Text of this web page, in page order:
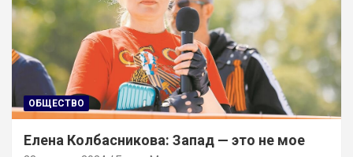
ОБЩЕСТВО
Елена Колбасникова: Запад — это не мое